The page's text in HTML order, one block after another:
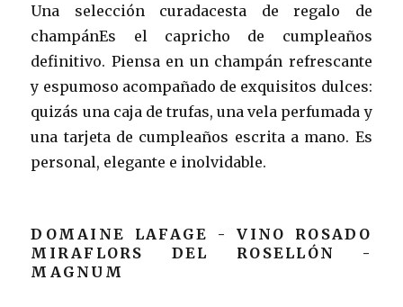
Una selección curadacesta de regalo de
champánEs el capricho de cumpleaños
definitivo. Piensa en un champán refrescante
y espumoso acompañado de exquisitos dulces:
quizás una caja de trufas, una vela perfumada y
una tarjeta de cumpleaños escrita a mano. Es
personal, elegante e inolvidable.
DOMAINE LAFAGE - VINO ROSADO
MIRAFLORS DEL ROSELLÓN -
MAGNUM